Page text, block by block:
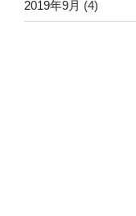
2019年9月 (4)